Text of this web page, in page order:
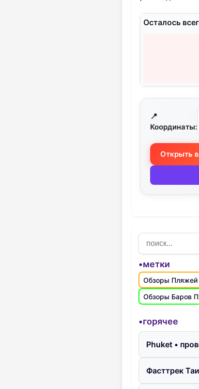
Осталось
📍
Координаты:
Открыть
•метки
Обзоры Пляжей
Обзоры Баров
•горячее
Phuket •
Фасттрек